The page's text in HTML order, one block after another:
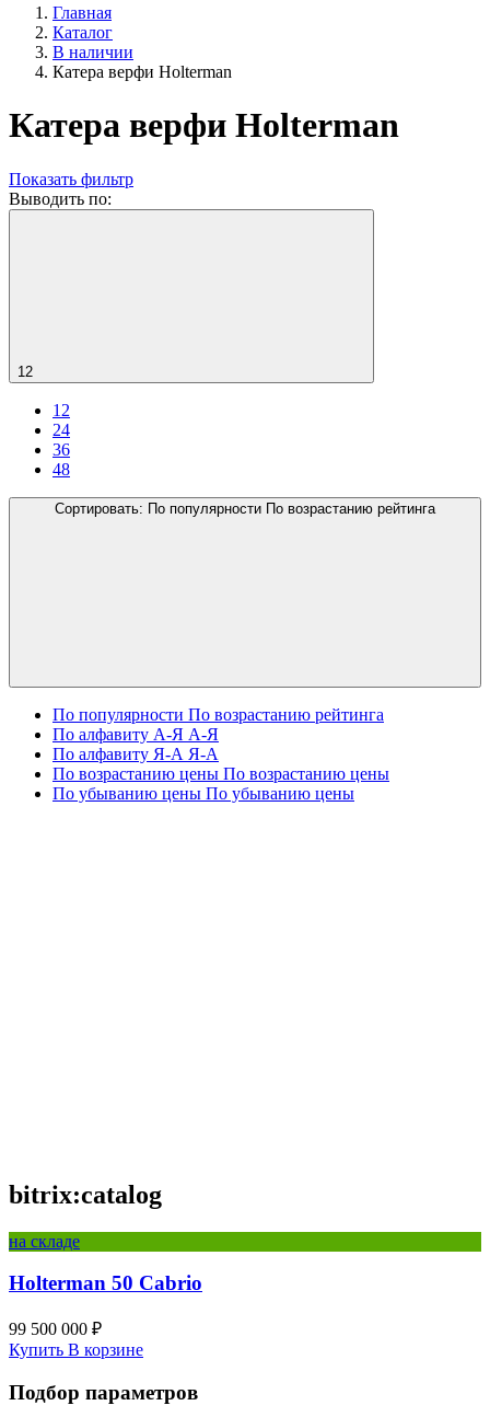
Главная
Каталог
В наличии
Катера верфи Holterman
Катера верфи Holterman
Показать фильтр
Выводить по:
12
12
24
36
48
Сортировать: По популярности По возрастанию рейтинга
По популярности По возрастанию рейтинга
По алфавиту А-Я А-Я
По алфавиту Я-А Я-А
По возрастанию цены По возрастанию цены
По убыванию цены По убыванию цены
bitrix:catalog
на складе
Holterman 50 Cabrio
99 500 000 ₽
Купить В корзине
Подбор параметров